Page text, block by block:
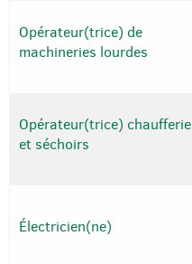
Opérateur(trice) de
machineries lourdes
Opérateur(trice) chaufferie
et séchoirs
Électricien(ne)